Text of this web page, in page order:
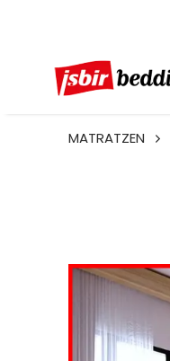
MATRATZEN